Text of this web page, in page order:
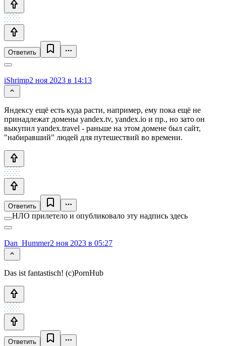
Ответить
iShrimp2 ноя 2023 в 14:13
Яндексу ещё есть куда расти, например, ему пока ещё не
принадлежат домены yandex.tv, yandex.io и пр., но зато он
выкупил yandex.travel - раньше на этом домене был сайт,
"набиравший" людей для путешествий во времени.
Ответить
НЛО прилетело и опубликовало эту надпись здесь
Dan_Hummer2 ноя 2023 в 05:27
Das ist fantastisch! (c)PornHub
Ответить